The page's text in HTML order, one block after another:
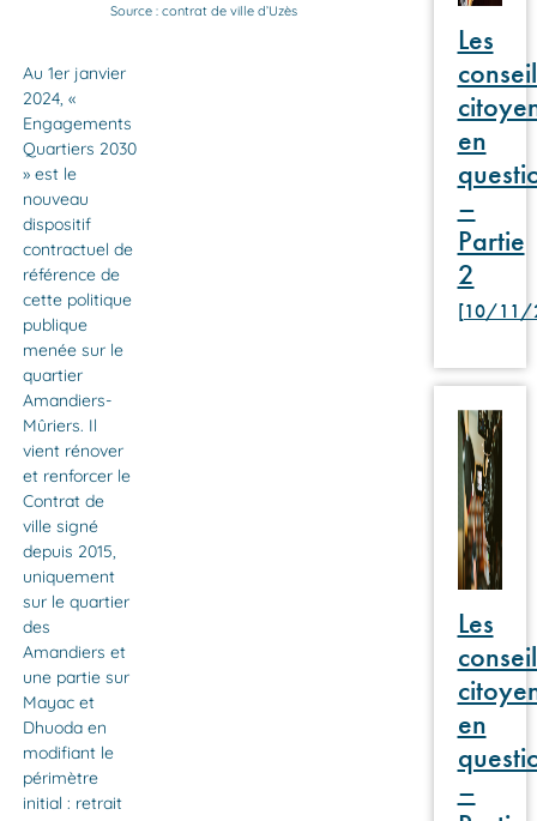
Source : contrat de ville d’Uzès
Au 1er janvier
2024, «
Engagements
Quartiers 2030
» est le
nouveau
dispositif
contractuel de
référence de
cette politique
publique
menée sur le
quartier
Amandiers-
Mûriers. Il
vient rénover
et renforcer le
Contrat de
ville signé
depuis 2015,
uniquement
sur le quartier
des
Amandiers et
une partie sur
Mayac et
Dhuoda en
modifiant le
périmètre
initial : retrait
Les
en
–
Partie
2
[10/11/
Les
en
–